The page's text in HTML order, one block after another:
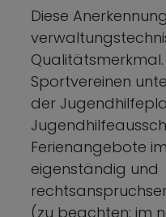
Diese
Sportvereinen
der
Ferienangebote
eigenständig und
(zu beachten: im